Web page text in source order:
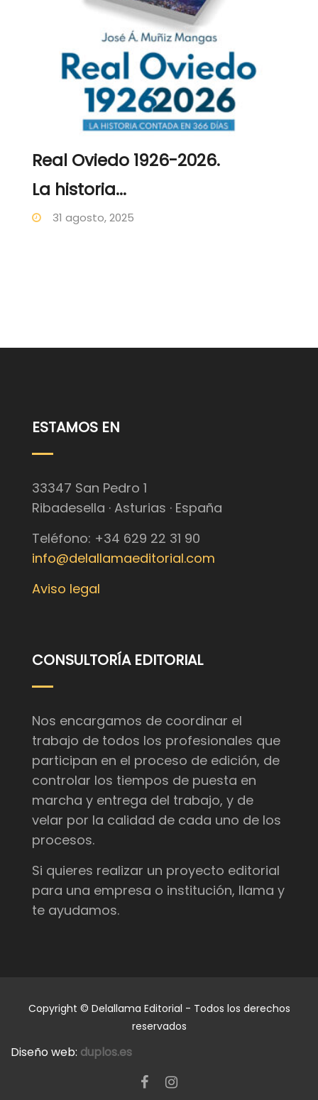
Real Oviedo 1926-2026.
La historia...
31 agosto, 2025
ESTAMOS EN
33347 San Pedro 1
Ribadesella · Asturias · España
Teléfono: +34 629 22 31 90
info@delallamaeditorial.com
Aviso legal
CONSULTORÍA EDITORIAL
Nos encargamos de coordinar el
trabajo de todos los profesionales que
participan en el proceso de edición, de
controlar los tiempos de puesta en
marcha y entrega del trabajo, y de
velar por la calidad de cada uno de los
procesos.
Si quieres realizar un proyecto editorial
para una empresa o institución, llama y
te ayudamos.
Copyright © Delallama Editorial - Todos los derechos
reservados
Diseño web: duplos.es